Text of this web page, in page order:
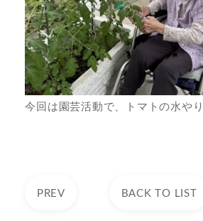
今回は園芸活動で、トマトの水や
PREV BACK TO LIST